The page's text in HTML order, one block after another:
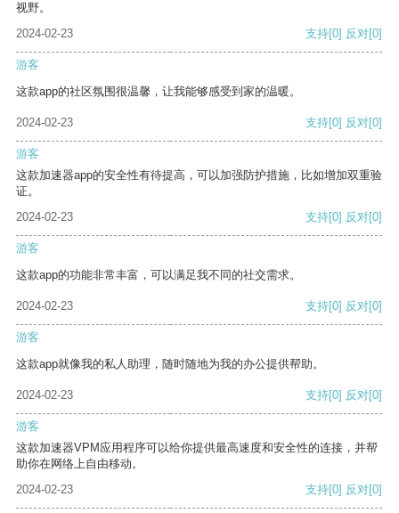
视野。
2024-02-23
支持[0] 反对[0]
游客
这款app的社区氛围很温馨，让我能够感受到家的温暖。
2024-02-23 支持[0] 反对[0]
游客
这款加速器app的安全性有待提高，可以加强防护措施，比如增加双重验
证。
2024-02-23
支持[0] 反对[0]
游客
这款app的功能非常丰富，可以满足我不同的社交需求。
2024-02-23 支持[0] 反对[0]
游客
这款app就像我的私人助理，随时随地为我的办公提供帮助。
2024-02-23 支持[0] 反对[0]
游客
这款加速器VPM应用程序可以给你提供最高速度和安全性的连接，并帮
助你在网络上自由移动。
2024-02-23
支持[0] 反对[0]